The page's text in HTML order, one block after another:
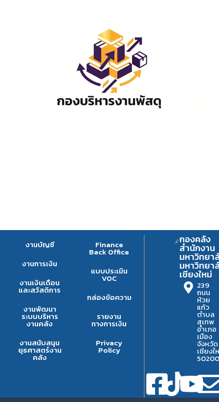
งานบัญชี
งานการเงิน
งานเงินเดือน
และสวัสดิการ
งานพัฒนา
ระบบบริหาร
งานคลัง
งานสนับสนุน
ยุธศาสตร์งาน
คลัง
Finance
Back Office
แบบประเมิน
VOC
กล่องข้อความ
รายงาน
ทางการเงิน
Privacy
Policy
กองคลัง
สำนักงาน
มหาวิทยา
มหาวิทยา
เชียงใหม่
239
ถนน
ห้วย
แก้ว
ตำบล
สุเทพ
อำเภอ
เมือง
จังหวัด
เชียงใ
50200